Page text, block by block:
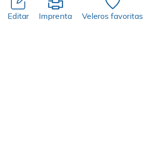
Editar Imprenta Veleros favoritas